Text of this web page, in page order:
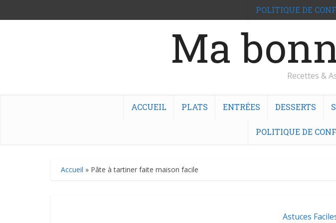
Ma
Recettes &
ACCUEIL PLATS ENTRÉES DESSERTS
POLITIQUE DE
POLITIQUE DE
Accueil » Pâte à tartiner faite maison facile
Astuces